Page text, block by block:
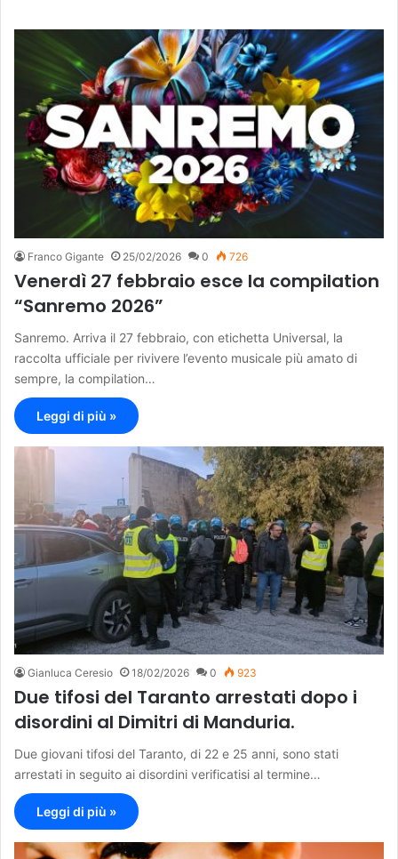
Franco Gigante 25/02/2026 0 726
Venerdì 27 febbraio esce la compilation
“Sanremo 2026”
Sanremo. Arriva il 27 febbraio, con etichetta Universal, la
raccolta ufficiale per rivivere l’evento musicale più amato di
sempre, la compilation…
Leggi di più »
Gianluca Ceresio 18/02/2026 0 923
Due tifosi del Taranto arrestati dopo i
disordini al Dimitri di Manduria.
Due giovani tifosi del Taranto, di 22 e 25 anni, sono stati
arrestati in seguito ai disordini verificatisi al termine…
Leggi di più »